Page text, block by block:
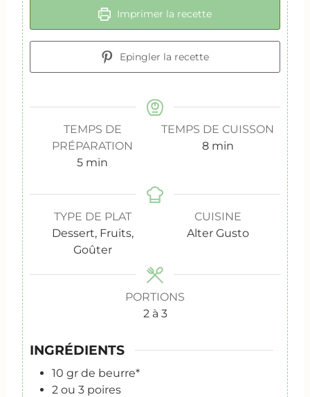
Imprimer la recette
Epingler la recette
TEMPS DE
PRÉPARATION
5m
n
u
t
e
min
TEMPS DE CUISSON
8m
u
t
e
min
TYPE DE PLAT
Dessert, Fruits,
Goûter
CUISINE
Alter Gusto
PORTIONS
2 à 3
INGRÉDIENTS
10 gr de beurre*
2 ou 3 poires